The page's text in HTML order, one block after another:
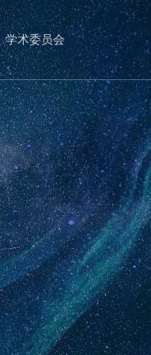
学术委员会